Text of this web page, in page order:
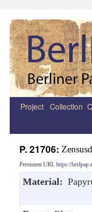
Zum
Project Collection
P. 21706:
Persistent URL https://
Material: